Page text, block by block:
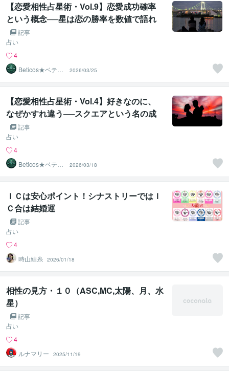
【恋愛相性占星術・Vol.9】恋愛成功確率
という概念──星は恋の勝率を数値で語れ
るのか
記事
占い
4
Beticos★ベティ
コ 占星術師
2026/03/25
【恋愛相性占星術・Vol.4】好きなのに、
なぜかすれ違う──スクエアという名の成
長痛記事
占い
4
Beticos★ベティ
コ 占星術師
2026/03/18
ＩＣは安心ポイント！シナストリーではＩ
Ｃ合は結婚運
記事
占い
4
時山結糸
2026/01/18
相性の見方・１０（ASC,MC,太陽、月、水
星）
記事
占い
4
ルナマリー
2025/11/19